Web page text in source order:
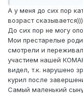
А праздник
А у меня до сих пор
возраст сказывается)))
До сих пор не могу
Мои престарелые
смотрели и
участием нашей
видел, т.к. нарушено
курил после
Самый маленький